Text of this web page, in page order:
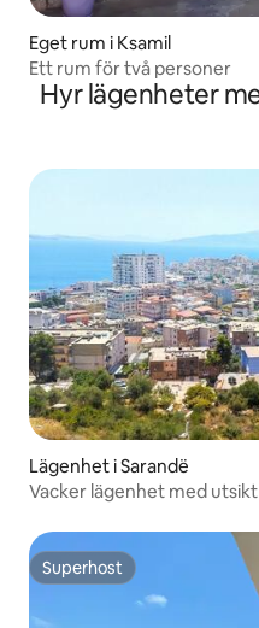
Eget rum i Ksamil
Ett rum för två personer
Hyr lägenheter
Lägenhet i Sarandë
Vacker lägenhet med utsikt
Superhost
Superhost